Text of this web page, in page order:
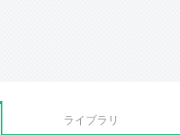
ライブラリ